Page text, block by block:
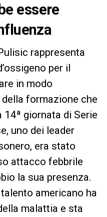
essere
rappresenta
per il
in modo
formazione che
giornata di Serie
uno dei leader
era stato
attacco febbrile
la sua presenza.
americano ha
malattia e sta